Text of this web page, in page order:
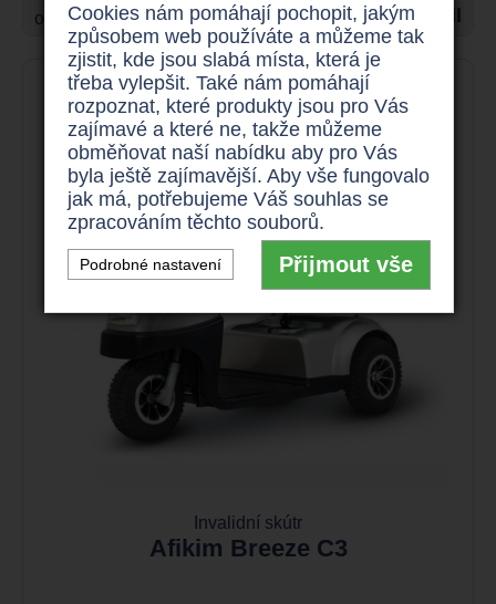
od 24.900 Kč Detail
Invalidní skútr
Afikim Breeze C3
Cookies nám pomáhají pochopit, jakým
způsobem web používáte a můžeme tak
zjistit, kde jsou slabá místa, která je
třeba vylepšit. Také nám pomáhají
rozpoznat, které produkty jsou pro Vás
zajímavé a které ne, takže můžeme
obměňovat naší nabídku aby pro Vás
byla ještě zajímavější. Aby vše fungovalo
jak má, potřebujeme Váš souhlas se
zpracováním těchto souborů.
Podrobné nastavení Přijmout vše